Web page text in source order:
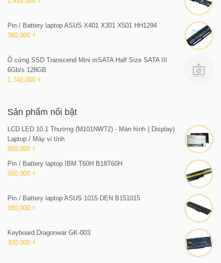
Pin / Battery laptop ASUS X401 X301 X501 HH1294
380,000 ₫
Ổ cứng SSD Transcend Mini mSATA Half Size SATA III
6Gb/s 128GB
1,740,000 ₫
Sản phẩm nổi bật
LCD LED 10.1 Thường (M101NWT2) - Màn hình ( Display)
Laptop / Máy vi tính
950,000 ₫
Pin / Battery laptop IBM T60H B18T60H
550,000 ₫
Pin / Battery laptop ASUS 1015 DEN B151015
380,000 ₫
Keyboard Dragonwar GK-003
300,000 ₫